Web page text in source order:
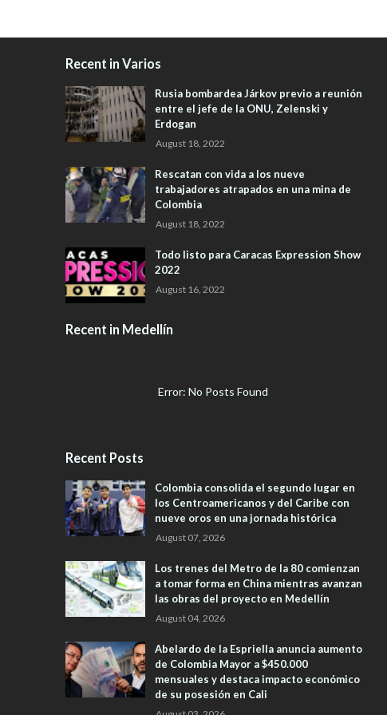
Recent in Varios
Rusia bombardea Járkov previo a reunión
entre el jefe de la ONU, Zelenski y
Erdogan
August 18, 2022
Rescatan con vida a los nueve
trabajadores atrapados en una mina de
Colombia
August 18, 2022
Todo listo para Caracas Expression Show
2022
August 16, 2022
Recent in Medellín
Error: No Posts Found
Recent Posts
Colombia consolida el segundo lugar en
los Centroamericanos y del Caribe con
nueve oros en una jornada histórica
August 07, 2026
Los trenes del Metro de la 80 comienzan
a tomar forma en China mientras avanzan
las obras del proyecto en Medellín
August 04, 2026
Abelardo de la Espriella anuncia aumento
de Colombia Mayor a $450.000
mensuales y destaca impacto económico
de su posesión en Cali